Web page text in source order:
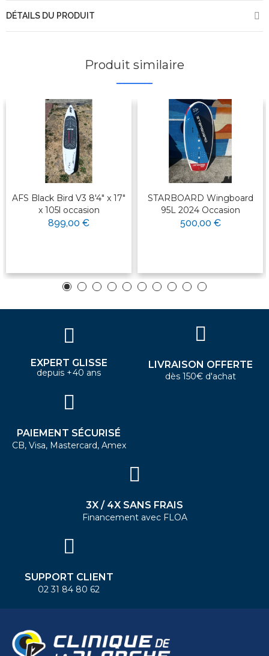
DÉTAILS DU PRODUIT
Produit similaire
AFS Black Bird V3 8'4" x 17"
x 105l occasion
899,00 €
STARBOARD Wingboard
95L 2024 Occasion
500,00 €
EXPERT GLISSE
depuis +40 ans
LIVRAISON OFFERTE
dès 150€ d'achat
PAIEMENT SÉCURISÉ
CB, Visa, Mastercard, Amex
3X / 4X SANS FRAIS
Financement avec FLOA
SUPPORT CLIENT
02 31 84 80 62